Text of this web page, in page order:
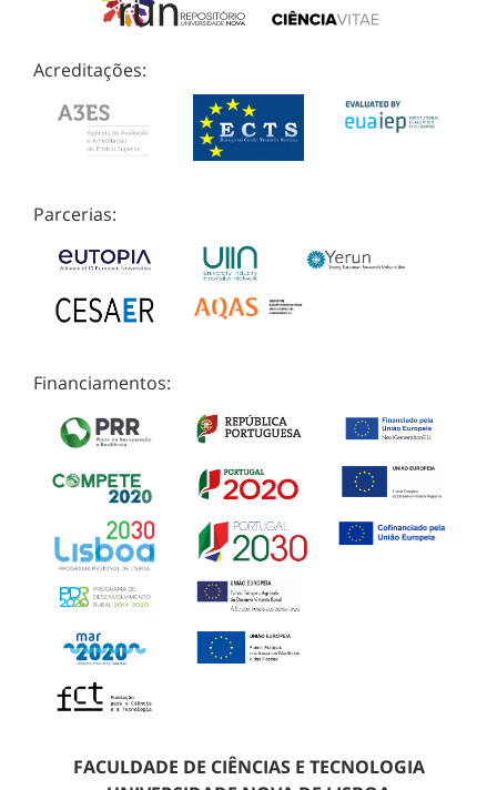
Acreditações:
Parcerias:
Financiamentos:
FACULDADE DE CIÊNCIAS E TECNOLOGIA